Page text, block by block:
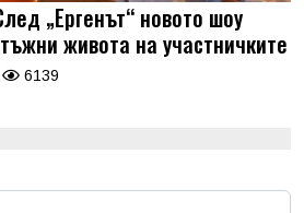
„Ергенът“ новото шоу
живота на участничките
6139